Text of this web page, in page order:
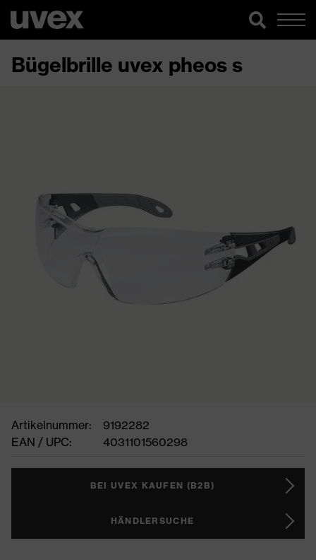
Bügelbrille uvex pheos s
Artikelnummer:
9192282
EAN / UPC:
4031101560298
BEI UVEX KAUFEN (B2B)
HÄNDLERSUCHE